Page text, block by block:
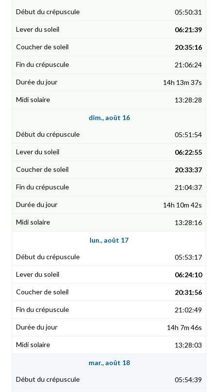
05:50:31
06:21:39
20:35:16
21:06:24
14h 13m 37s
13:28:28
dim., août 16
05:51:54
06:22:55
20:33:37
21:04:37
14h 10m 42s
13:28:16
lun., août 17
05:53:17
06:24:10
20:31:56
21:02:49
14h 7m 46s
13:28:03
mar., août 18
05:54:39